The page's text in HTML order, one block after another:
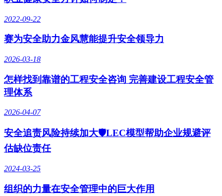
2022-09-22
赛为安全助力金风慧能提升安全领导力
2026-03-18
怎样找到靠谱的工程安全咨询 完善建设工程安全管
理体系
2026-04-07
安全追责风险持续加大🛡️LEC模型帮助企业规避评
估缺位责任
2024-03-25
组织的力量在安全管理中的巨大作用